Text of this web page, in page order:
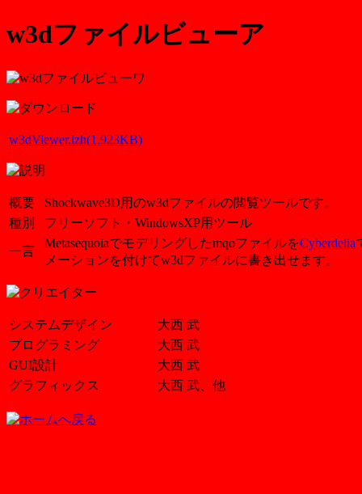
w3dファイルビューア
w3dViewer.lzh(1,923KB)
概要
Shockwave3D用のw3dファイルの閲覧ツールです。
種別
フリーソフト・WindowsXP用ツール
一言
MetasequoiaでモデリングしたmqoファイルをCyberdelia
メーションを付けてw3dファイルに書き出せます。
システムデザイン
大西 武
プログラミング
大西 武
GUI設計
大西 武
グラフィックス
大西 武、他